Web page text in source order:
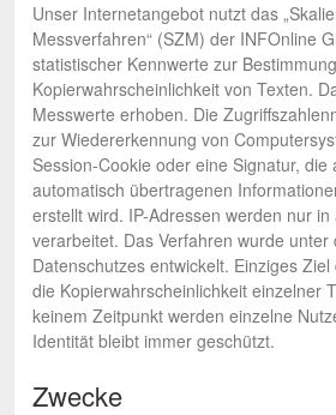
Unser Internetangebot nutzt das
Messverfahren“ (SZM) der INFOnline
statistischer Kennwerte zur
Kopierwahrscheinlichkeit von Texten.
Messwerte erhoben. Die
zur Wiedererkennung von
Session-Cookie oder eine Signatur, die
automatisch übertragenen
erstellt wird. IP-Adressen werden nur
verarbeitet. Das Verfahren wurde
Datenschutzes entwickelt. Einziges
die Kopierwahrscheinlichkeit einzelner
keinem Zeitpunkt werden einzelne
Identität bleibt immer geschützt.
Zwecke